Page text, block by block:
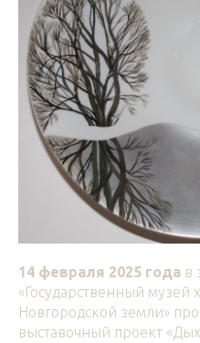
14 февраля 2025 года в
«Государственный музей
Новгородской земли»
выставочный проект